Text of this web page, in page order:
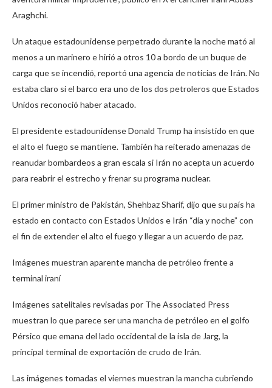
Araghchi.
Un ataque estadounidense perpetrado durante la noche mató al
menos a un marinero e hirió a otros 10 a bordo de un buque de
carga que se incendió, reportó una agencia de noticias de Irán. No
estaba claro si el barco era uno de los dos petroleros que Estados
Unidos reconoció haber atacado.
El presidente estadounidense Donald Trump ha insistido en que
el alto el fuego se mantiene. También ha reiterado amenazas de
reanudar bombardeos a gran escala si Irán no acepta un acuerdo
para reabrir el estrecho y frenar su programa nuclear.
El primer ministro de Pakistán, Shehbaz Sharif, dijo que su país ha
estado en contacto con Estados Unidos e Irán “día y noche” con
el fin de extender el alto el fuego y llegar a un acuerdo de paz.
Imágenes muestran aparente mancha de petróleo frente a
terminal iraní
Imágenes satelitales revisadas por The Associated Press
muestran lo que parece ser una mancha de petróleo en el golfo
Pérsico que emana del lado occidental de la isla de Jarg, la
principal terminal de exportación de crudo de Irán.
Las imágenes tomadas el viernes muestran la mancha cubriendo